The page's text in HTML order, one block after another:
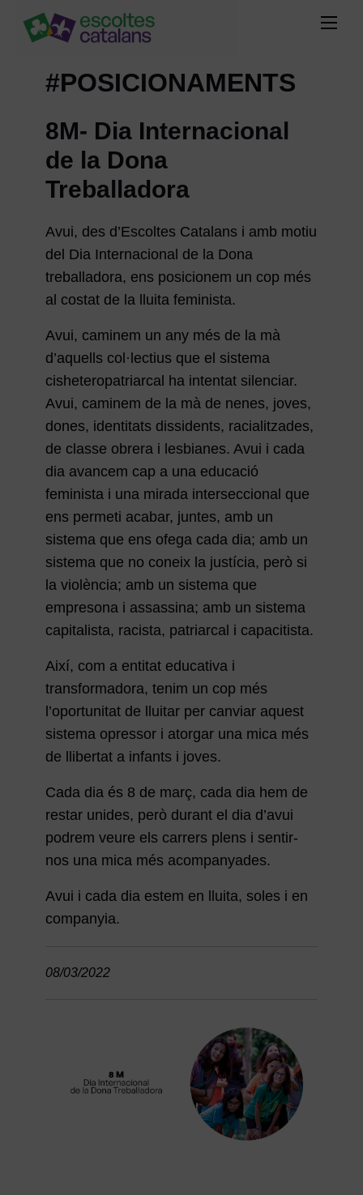
#POSICIONAMENTS
8M- Dia Internacional
de la Dona
Treballadora
Avui, des d’Escoltes Catalans i amb motiu
del Dia Internacional de la Dona
treballadora, ens posicionem un cop més
al costat de la lluita feminista.
Avui, caminem un any més de la mà
d’aquells col·lectius que el sistema
cisheteropatriarcal ha intentat silenciar.
Avui, caminem de la mà de nenes, joves,
dones, identitats dissidents, racialitzades,
de classe obrera i lesbianes. Avui i cada
dia avancem cap a una educació
feminista i una mirada interseccional que
ens permeti acabar, juntes, amb un
sistema que ens ofega cada dia; amb un
sistema que no coneix la justícia, però si
la violència; amb un sistema que
empresona i assassina; amb un sistema
capitalista, racista, patriarcal i capacitista.
Així, com a entitat educativa i
transformadora, tenim un cop més
l’oportunitat de lluitar per canviar aquest
sistema opressor i atorgar una mica més
de llibertat a infants i joves.
Cada dia és 8 de març, cada dia hem de
restar unides, però durant el dia d’avui
podrem veure els carrers plens i sentir-
nos una mica més acompanyades.
Avui i cada dia estem en lluita, soles i en
companyia.
08/03/2022